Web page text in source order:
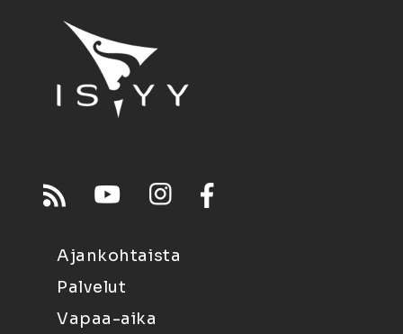
Ajankohtaista
Palvelut
Vapaa-aika